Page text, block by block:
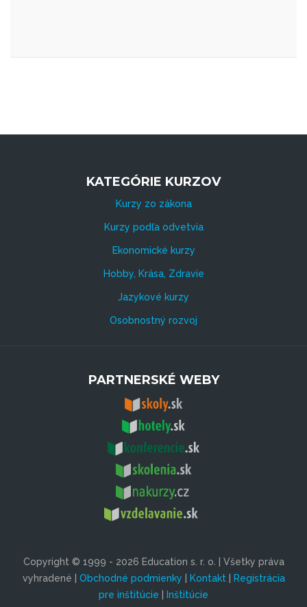
KATEGÓRIE KURZOV
Kurzy zo zákona
Kurzy podľa odvetvia
Ekonomické kurzy
Hobby, Krása, Zdravie
Jazykové kurzy
Osobnostný rozvoj
PARTNERSKÉ WEBY
Copyright © 1999 - 2026 Education s. r. o. | Všetky práva
vyhradené | Obchodné podmienky | Kontakt| Registrácia
pre inštitúcie | Inštitúcie